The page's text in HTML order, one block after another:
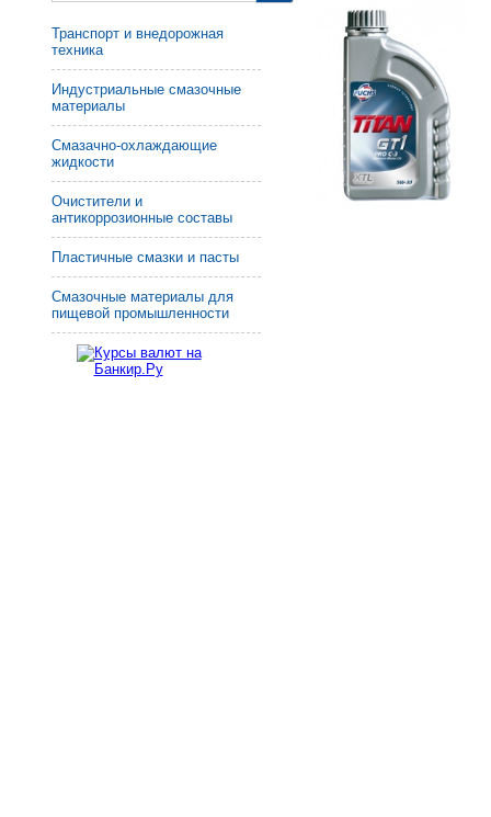
Транспорт и внедорожная
техника
Индустриальные смазочные
материалы
Смазачно-охлаждающие
жидкости
Очистители и
антикоррозионные составы
Пластичные смазки и пасты
Смазочные материалы для
пищевой промышленности